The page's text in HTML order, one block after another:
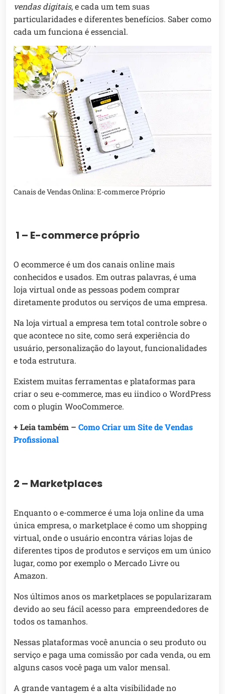
vendas digitais, e cada um tem suas
particularidades e diferentes benefícios. Saber como
cada um funciona é essencial.
Canais de Vendas Onlina: E-commerce Próprio
1 – E-commerce próprio
O ecommerce é um dos canais online mais
conhecidos e usados. Em outras palavras, é uma
loja virtual onde as pessoas podem comprar
diretamente produtos ou serviços de uma empresa.
Na loja virtual a empresa tem total controle sobre o
que acontece no site, como será experiência do
usuário, personalização do layout, funcionalidades
e toda estrutura.
Existem muitas ferramentas e plataformas para
criar o seu e-commerce, mas eu iindico o WordPress
com o plugin WooCommerce.
+ Leia também – Como Criar um Site de Vendas
Profissional
2 – Marketplaces
Enquanto o e-commerce é uma loja online da uma
única empresa, o marketplace é como um shopping
virtual, onde o usuário encontra várias lojas de
diferentes tipos de produtos e serviços em um único
lugar, como por exemplo o Mercado Livre ou
Amazon.
Nos últimos anos os marketplaces se popularizaram
devido ao seu fácil acesso para empreendedores de
todos os tamanhos.
Nessas plataformas você anuncia o seu produto ou
serviço e paga uma comissão por cada venda, ou em
alguns casos você paga um valor mensal.
A grande vantagem é a alta visibilidade no